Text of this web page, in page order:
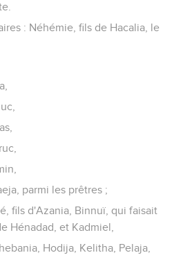
: Néhémie, fils de Hacalia, le
parmi les prêtres ;
fils d'Azania, Binnuï, qui faisait
Hénadad, et Kadmiel,
Hodija, Kelitha, Pelaja,